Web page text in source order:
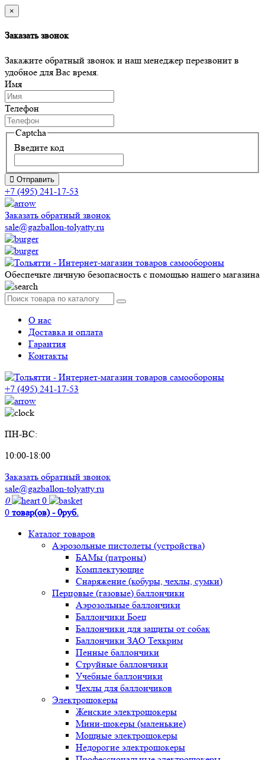
×
Заказать звонок
Закажите обратный звонок и наш менеджер перезвонит в
удобное для Вас время.
Имя
Телефон
Captcha
Введите код
Отправить
+7 (495) 241-17-53
Заказать обратный звонок
sale@gazballon-tolyatty.ru
Обеспечьте личную безопасность с помощью нашего магазина
О нас
Доставка и оплата
Гарантия
Контакты
+7 (495) 241-17-53
ПН-ВС:
10:00-18:00
Заказать обратный звонок
sale@gazballon-tolyatty.ru
0
0
0 товар(ов) - 0руб.
Каталог товаров
Аэрозольные пистолеты (устройства)
БАМы (патроны)
Комплектующие
Снаряжение (кобуры, чехлы, сумки)
Перцовые (газовые) баллончики
Аэрозольные баллончики
Баллончики Боец
Баллончики для защиты от собак
Баллончики ЗАО Техкрим
Пенные баллончики
Струйные баллончики
Учебные баллончики
Чехлы для баллончиков
Электрошокеры
Женские электрошокеры
Мини-шокеры (маленькие)
Мощные электрошокеры
Недорогие электрошокеры